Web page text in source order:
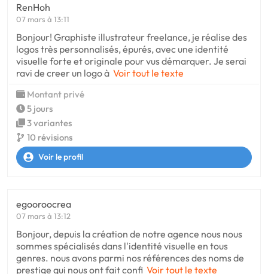
RenHoh
07 mars à 13:11
Bonjour! Graphiste illustrateur freelance, je réalise des
logos très personnalisés, épurés, avec une identité
visuelle forte et originale pour vus démarquer. Je serai
ravi de creer un logo à Voir tout le texte
Montant privé
5 jours
3 variantes
10 révisions
Voir le profil
egooroocrea
07 mars à 13:12
Bonjour, depuis la création de notre agence nous nous
sommes spécialisés dans l'identité visuelle en tous
genres. nous avons parmi nos références des noms de
prestige qui nous ont fait confi Voir tout le texte